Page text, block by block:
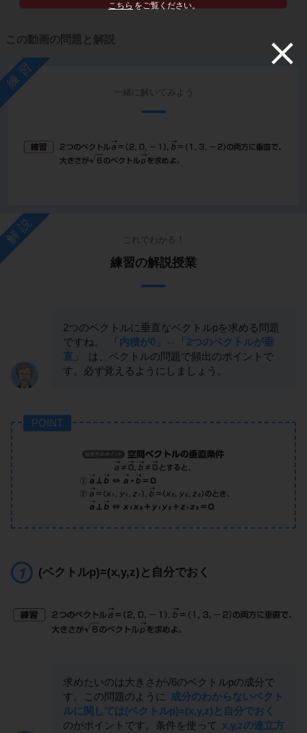
こちら をご覧ください。
この動画の問題と解説
練習
一緒に解いてみよう
解説 これでわかる！
練習の解説授業
2つのベクトルに垂直なベクトルpを求める問題
ですね。
「内積が0」⇔「2つのベクトルが垂
直」
は、ベクトルの問題で頻出のポイントで
す。必ず覚えるようにしましょう。
POINT
(ベクトルp)=(x,y,z)と自分でおく
求めたいのは大きさが√6のベクトルpの成分で
す。この問題のように
成分のわからないベクト
ルに関しては(ベクトルp)=(x,y,z)と自分でおく
のがポイントです。条件を使って x,y,zの連立方